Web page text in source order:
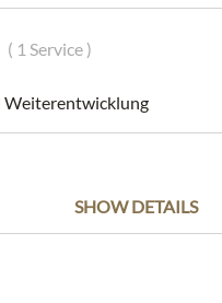
von der Abbildung
( 1 Service )
Weiterentwicklung
SHOW DETAILS